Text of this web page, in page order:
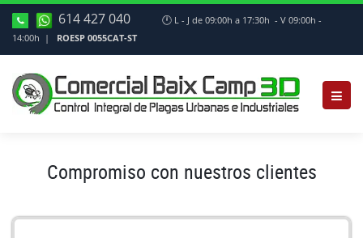
614 427 040 🕛 L - J de 09:00h a 17:30h - V 09:00h -
14:00h | ROESP 0055CAT-ST
Compromiso con nuestros clientes